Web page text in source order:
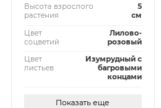
Высота взрослого
растения
5
см
Цвет
соцветий
Лилово-
розовый
Цвет
листьев
Изумрудный с
багровыми
концами
Показать еще